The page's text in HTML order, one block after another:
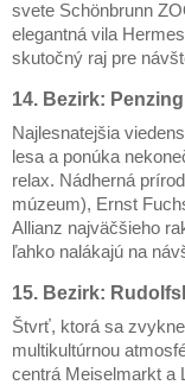
svete Schönbrunn
elegantná vila
skutočný raj pre
14. Bezirk: Penzing
Najlesnatejšia
lesa a ponúka
relax. Nádherná
múzeum), Ernst
Allianz najväčšieho
ľahko nalákajú na
15. Bezirk:
Štvrť, ktorá sa
multikultúrnou
centrá Meiselmarkt a